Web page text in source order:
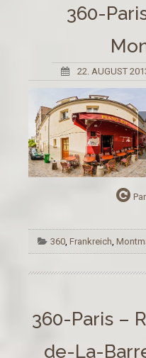
360-
22. AUGUST
360,Frankreich,
360-Paris –
de-La-